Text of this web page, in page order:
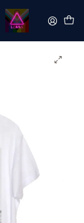
Harry Styles #3